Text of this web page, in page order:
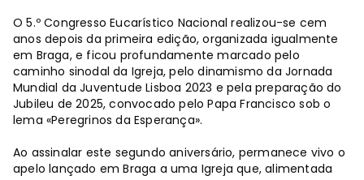
O 5.º Congresso Eucarístico Nacional realizou-se cem
anos depois da primeira edição, organizada igualmente
em Braga, e ficou profundamente marcado pelo
caminho sinodal da Igreja, pelo dinamismo da Jornada
Mundial da Juventude Lisboa 2023 e pela preparação do
Jubileu de 2025, convocado pelo Papa Francisco sob o
lema «Peregrinos da Esperança».
Ao assinalar este segundo aniversário, permanece vivo o
apelo lançado em Braga a uma Igreja que, alimentada